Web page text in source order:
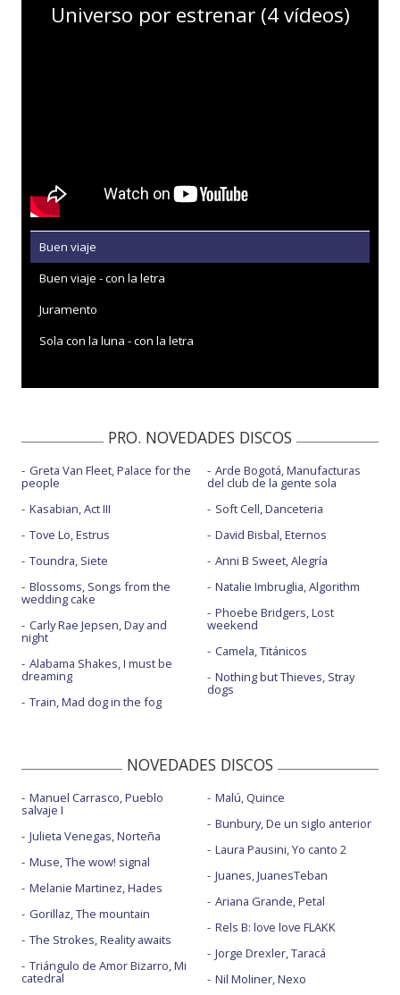
Universo por estrenar (4 vídeos)
Buen viaje
Buen viaje - con la letra
Juramento
Sola con la luna - con la letra
PRO. NOVEDADES DISCOS
Greta Van Fleet, Palace for the
people
Kasabian, Act III
Tove Lo, Estrus
Toundra, Siete
Blossoms, Songs from the
wedding cake
Carly Rae Jepsen, Day and
night
Alabama Shakes, I must be
dreaming
Train, Mad dog in the fog
Arde Bogotá, Manufacturas
del club de la gente sola
Soft Cell, Danceteria
David Bisbal, Eternos
Anni B Sweet, Alegría
Natalie Imbruglia, Algorithm
Phoebe Bridgers, Lost
weekend
Camela, Titánicos
Nothing but Thieves, Stray
dogs
NOVEDADES DISCOS
Manuel Carrasco, Pueblo
salvaje I
Julieta Venegas, Norteña
Muse, The wow! signal
Melanie Martinez, Hades
Gorillaz, The mountain
The Strokes, Reality awaits
Triángulo de Amor Bizarro, Mi
catedral
Malú, Quince
Bunbury, De un siglo anterior
Laura Pausini, Yo canto 2
Juanes, JuanesTeban
Ariana Grande, Petal
Rels B: love love FLAKK
Jorge Drexler, Taracá
Nil Moliner, Nexo